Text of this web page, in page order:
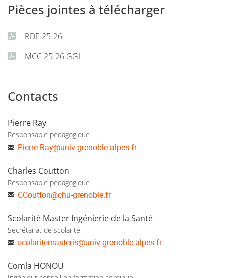
Pièces jointes à télécharger
RDE 25-26
MCC 25-26 GGI
Contacts
Pierre Ray
Responsable pédagogique
Pierre.Ray@univ-grenoble-alpes.fr
Charles Coutton
Responsable pédagogique
CCoutton@chu-grenoble.fr
Scolarité Master Ingénierie de la Santé
Secrétariat de scolarité
scolaritemasteris@univ-grenoble-alpes.fr
Comla HONOU